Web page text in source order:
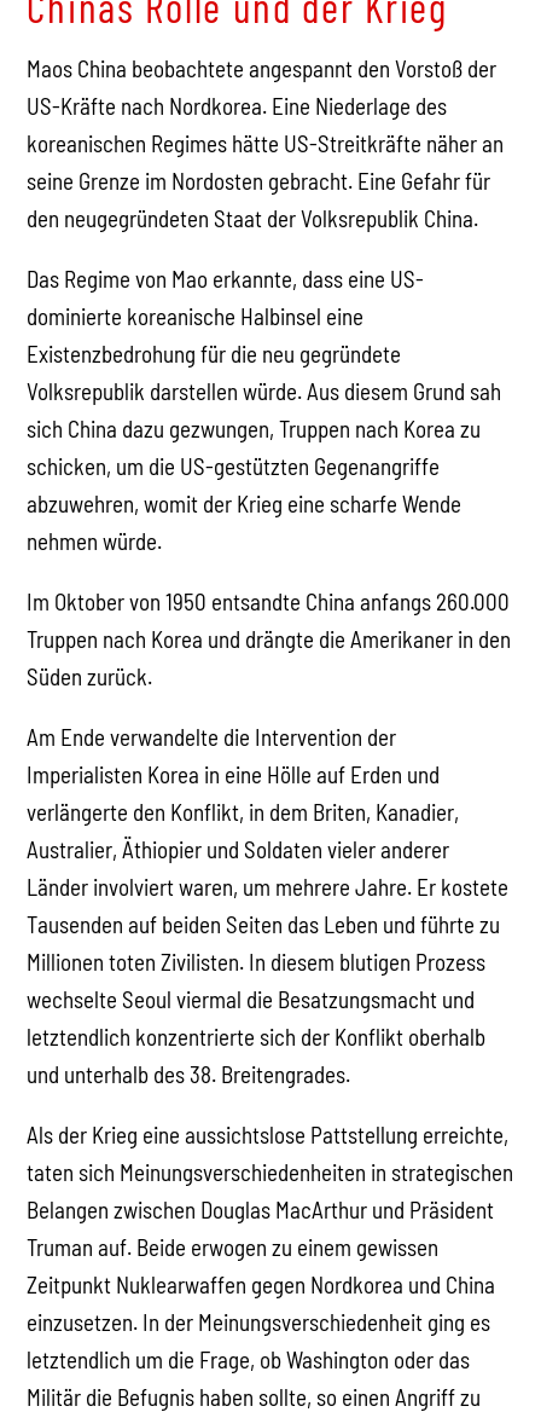
Maos China beobachtete angespannt den Vorstoß der
US-Kräfte nach Nordkorea. Eine Niederlage des
koreanischen Regimes hätte US-Streitkräfte näher an
seine Grenze im Nordosten gebracht. Eine Gefahr für
den neugegründeten Staat der Volksrepublik China.
Das Regime von Mao erkannte, dass eine US-
dominierte koreanische Halbinsel eine
Existenzbedrohung für die neu gegründete
Volksrepublik darstellen würde. Aus diesem Grund sah
sich China dazu gezwungen, Truppen nach Korea zu
schicken, um die US-gestützten Gegenangriffe
abzuwehren, womit der Krieg eine scharfe Wende
nehmen würde.
Im Oktober von 1950 entsandte China anfangs 260.000
Truppen nach Korea und drängte die Amerikaner in den
Süden zurück.
Am Ende verwandelte die Intervention der
Imperialisten Korea in eine Hölle auf Erden und
verlängerte den Konflikt, in dem Briten, Kanadier,
Australier, Äthiopier und Soldaten vieler anderer
Länder involviert waren, um mehrere Jahre. Er kostete
Tausenden auf beiden Seiten das Leben und führte zu
Millionen toten Zivilisten. In diesem blutigen Prozess
wechselte Seoul viermal die Besatzungsmacht und
letztendlich konzentrierte sich der Konflikt oberhalb
und unterhalb des 38. Breitengrades.
Als der Krieg eine aussichtslose Pattstellung erreichte,
taten sich Meinungsverschiedenheiten in strategischen
Belangen zwischen Douglas MacArthur und Präsident
Truman auf. Beide erwogen zu einem gewissen
Zeitpunkt Nuklearwaffen gegen Nordkorea und China
einzusetzen. In der Meinungsverschiedenheit ging es
letztendlich um die Frage, ob Washington oder das
Militär die Befugnis haben sollte, so einen Angriff zu